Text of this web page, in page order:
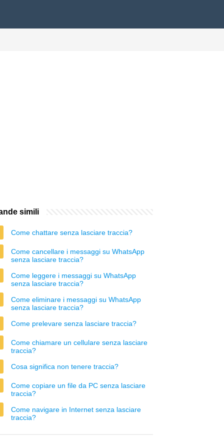
simili
Come chattare senza lasciare traccia?
Come cancellare i messaggi su WhatsApp
senza lasciare traccia?
Come leggere i messaggi su WhatsApp
senza lasciare traccia?
Come eliminare i messaggi su WhatsApp
senza lasciare traccia?
Come prelevare senza lasciare traccia?
Come chiamare un cellulare senza lasciare
traccia?
Cosa significa non tenere traccia?
Come copiare un file da PC senza lasciare
traccia?
Come navigare in Internet senza lasciare
traccia?